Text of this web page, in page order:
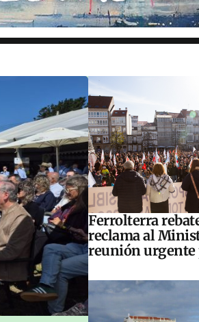
Ferrolterra
reclama al
reunión urgente